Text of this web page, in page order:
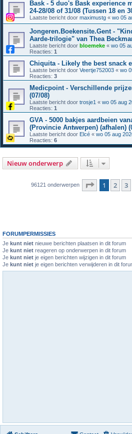
Bask - 5 duo's Bask experience
24-28/08 of 31/08 (Tussen 18 en
Laatste bericht door maximustg « wo 05
Jongeren.Boekensite.Gent -
Aarde-trilogie" van Thea
Laatste bericht door bloemeke « wo 05
Reacties: 1
Chiquita - Likely the best snack
Laatste bericht door Veertje752003 « wo
Reacties: 3
Medicpoint - Verschillende
(07/08)
Laatste bericht door trosje1 « wo 05 aug
Reacties: 1
GVA - 5000 bakjes aardbeien
(Provincie Antwerpen) (afhalen)
Laatste bericht door Elcé « wo 05 aug
Reacties: 6
Nieuw onderwerp
96121 onderwerpen Pagina van
1 2 3
FORUMPERMISSIES
Je kunt niet nieuwe berichten plaatsen in dit forum
Je kunt niet reageren op onderwerpen in dit forum
Je kunt niet je eigen berichten wijzigen in dit forum
Je kunt niet je eigen berichten verwijderen in dit